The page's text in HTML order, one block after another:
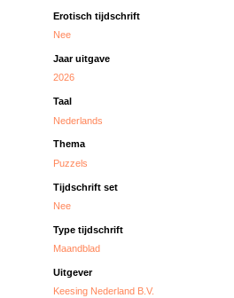
Erotisch tijdschrift
Nee
Jaar uitgave
2026
Taal
Nederlands
Thema
Puzzels
Tijdschrift set
Nee
Type tijdschrift
Maandblad
Uitgever
Keesing Nederland B.V.